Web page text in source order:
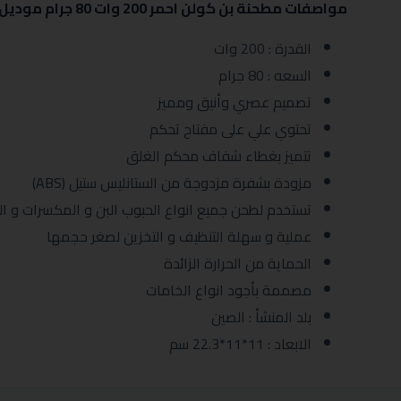
مواصفات مطحنة بن كولن احمر 200 وات 80 جرام موديل 801115004:
القدرة : 200 وات
السعه : 80 جرام
تصميم عصري وأنيق ومميز
تحتوي علي على مفتاح تحكم
تتميز بغطاء شفاف محكم الغلق
مزودة بشفرة مزدوجة من الستانليس ستيل (ABS)
تستخدم لطحن جميع انواع الحبوب البن و المكسرات و
عملية و سهلة التنظيف و التخزين لصغر حجمها
الحماية من الحرارة الزائدة
مصممة بأجود انواع الخامات
بلد المنشأ : الصين
الابعاد : 11*11*22.3 سم